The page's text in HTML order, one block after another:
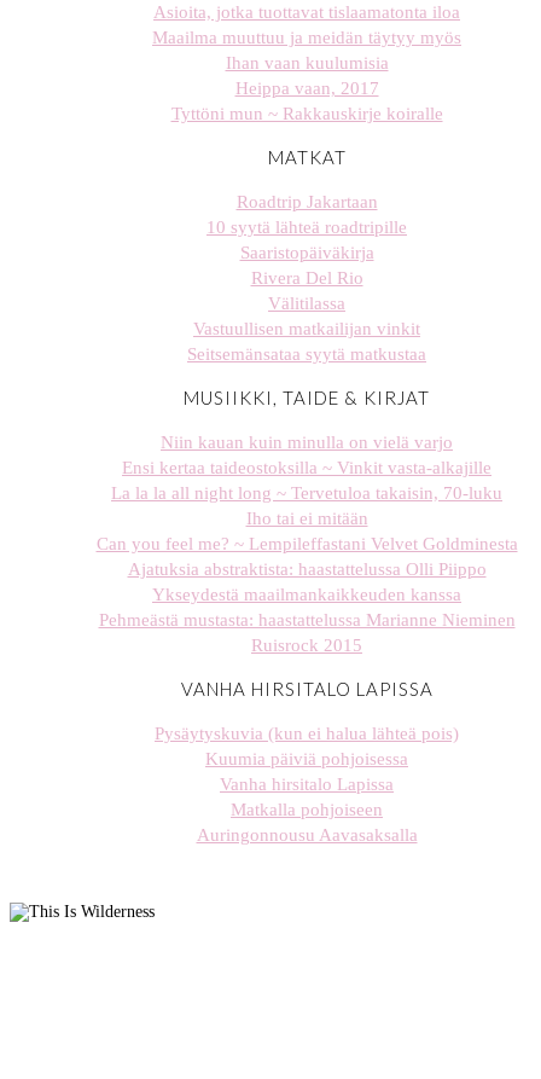
Asioita, jotka tuottavat tislaamatonta iloa
Maailma muuttuu ja meidän täytyy myös
Ihan vaan kuulumisia
Heippa vaan, 2017
Tyttöni mun ~ Rakkauskirje koiralle
MATKAT
Roadtrip Jakartaan
10 syytä lähteä roadtripille
Saaristopäiväkirja
Rivera Del Rio
Välitilassa
Vastuullisen matkailijan vinkit
Seitsemänsataa syytä matkustaa
MUSIIKKI, TAIDE & KIRJAT
Niin kauan kuin minulla on vielä varjo
Ensi kertaa taideostoksilla ~ Vinkit vasta-alkajille
La la la all night long ~ Tervetuloa takaisin, 70-luku
Iho tai ei mitään
Can you feel me? ~ Lempileffastani Velvet Goldminesta
Ajatuksia abstraktista: haastattelussa Olli Piippo
Ykseydestä maailmankaikkeuden kanssa
Pehmeästä mustasta: haastattelussa Marianne Nieminen
Ruisrock 2015
VANHA HIRSITALO LAPISSA
Pysäytyskuvia (kun ei halua lähteä pois)
Kuumia päiviä pohjoisessa
Vanha hirsitalo Lapissa
Matkalla pohjoiseen
Auringonnousu Aavasaksalla